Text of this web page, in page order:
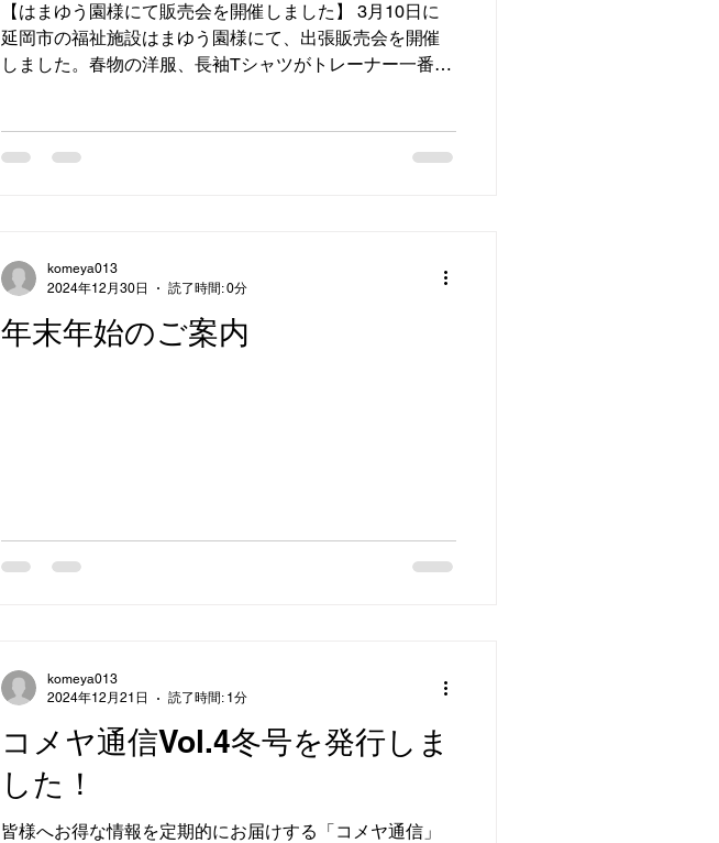
【はまゆう園様にて販売会を開催しました】 3月10日に
延岡市の福祉施設はまゆう園様にて、出張販売会を開催
しました。春物の洋服、長袖Tシャツがトレーナー一番好
年末年始のご案内
komeya013
2024年12月30日
読了時間: 0分
コメヤ通信Vol.4冬号を発行しま
した！
皆様へお得な情報を定期的にお届けする「コメヤ通信」
komeya013
2024年12月21日
読了時間: 1分